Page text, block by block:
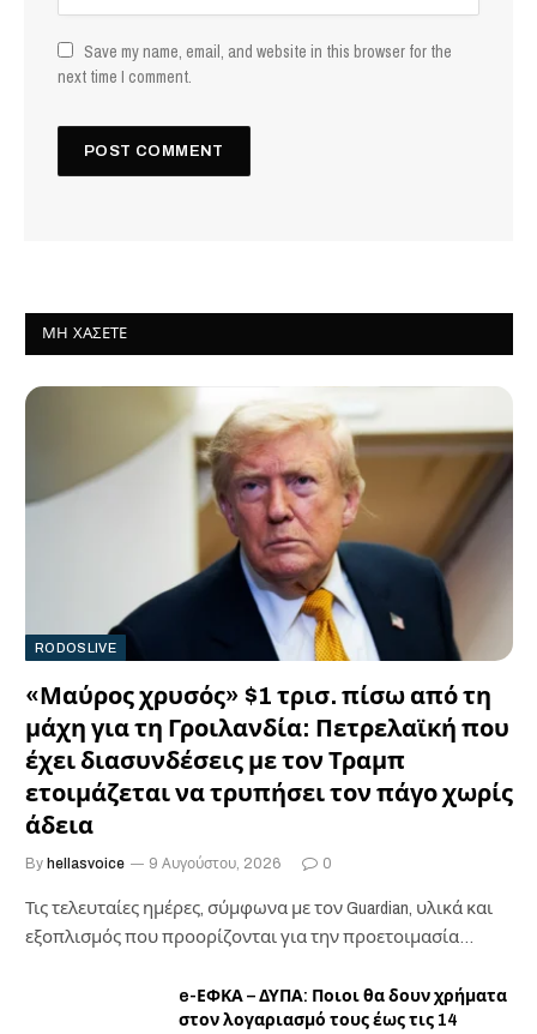
Save my name, email, and website in this browser for the
next time I comment.
ΜΗ ΧΆΣΕΤΕ
RODOSLIVE
«Μαύρος χρυσός» $1 τρισ. πίσω από τη
μάχη για τη Γροιλανδία: Πετρελαϊκή που
έχει διασυνδέσεις με τον Τραμπ
ετοιμάζεται να τρυπήσει τον πάγο χωρίς
άδεια
By hellasvoice 9 Αυγούστου, 2026 0
Τις τελευταίες ημέρες, σύμφωνα με τον Guardian, υλικά και
εξοπλισμός που προορίζονται για την προετοιμασία…
e-ΕΦΚΑ – ΔΥΠΑ: Ποιοι θα δουν χρήματα
στον λογαριασμό τους έως τις 14